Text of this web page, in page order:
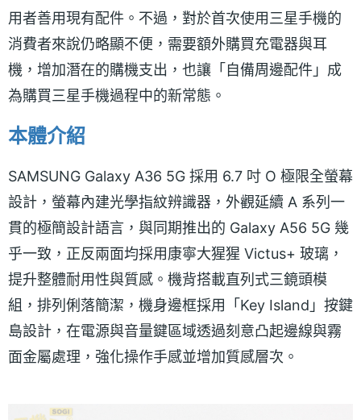
用者善用現有配件。不過，對於首次使用三星手機的
消費者來說仍略顯不便，需要額外購買充電器與耳
機，增加潛在的購機支出，也讓「自備周邊配件」成
為購買三星手機過程中的新常態。
本體介紹
SAMSUNG Galaxy A36 5G 採用 6.7 吋 O 極限全螢幕
設計，螢幕內建光學指紋辨識器，外觀延續 A 系列一
貫的極簡設計語言，與同期推出的 Galaxy A56 5G 幾
乎一致，正反兩面均採用康寧大猩猩 Victus+ 玻璃，
提升整體耐用性與質感。機背搭載直列式三鏡頭模
組，排列俐落簡潔，機身邊框採用「Key Island」按鍵
島設計，在電源與音量鍵區域透過刻意凸起邊線與霧
面金屬處理，強化操作手感並增加質感層次。